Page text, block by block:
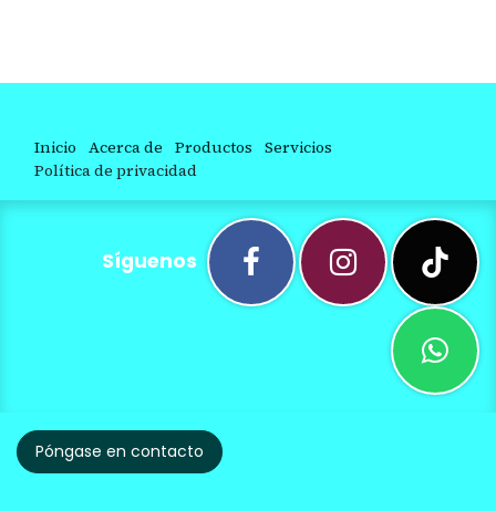
Inicio Acerca de Productos Servicios
Política de privacidad
Síguenos
Póngase en contacto